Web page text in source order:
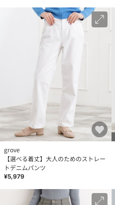
grove
【選べる着丈】大人のためのストレー
トデニムパンツ
¥5,979